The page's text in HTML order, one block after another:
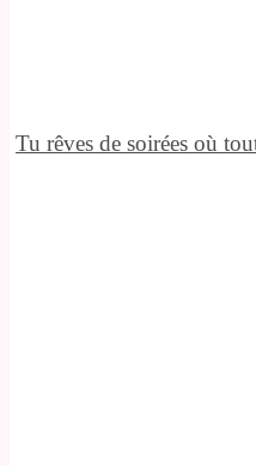
Tu rêves de soirées où